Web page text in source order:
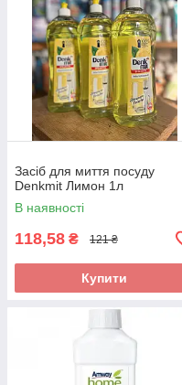
Засіб для миття посуду
Denkmit Лимон 1л
В наявності
118,58 ₴ 121 ₴
Купити